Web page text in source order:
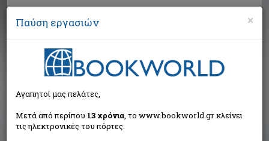
Αναζήτηση
Αποτελέσματα αναζήτησης
×
Παύση εργασιών
Αγαπητοί μας πελάτες,
Μετά από περίπου 13 χρόνια, το www.bookworld.gr κλείνει
τις ηλεκτρονικές του πόρτες.